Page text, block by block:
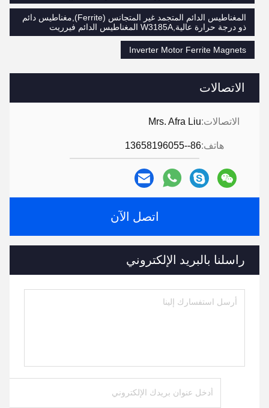
الاتصالات
الاتصالات:Mrs. Afra Liu
هاتف:86--13658196055
اتصل الآن
راسلنا بالبريد الإلكتروني
المغناطيس الدائم المتجمد غير المتجانس (Ferrite),مغناطيس دائم
ذو درجة حرارة عالية,W3185A المغناطيس الدائم فيرريت
Inverter Motor Ferrite Magnets